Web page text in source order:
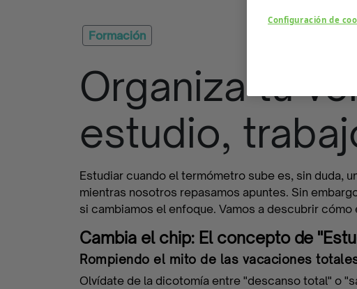
Formación
Organiza tu
estudio,
Estudiar cuando el termómetro sube es, sin duda,
mientras nosotros repasamos apuntes. Sin
si cambiamos el enfoque. Vamos a descubrir
Cambia el chip: El concepto de
Rompiendo el mito de las vacaciones
Olvídate de la dicotomía entre "descanso total" o
Configuración de